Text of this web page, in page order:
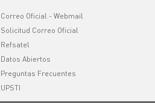
Correo Oficial - Webmail
Solicitud Correo Oficial
Refsatel
Datos Abiertos
Preguntas Frecuentes
UPSTI